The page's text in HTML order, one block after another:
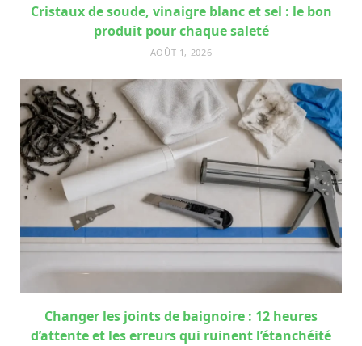
Cristaux de soude, vinaigre blanc et sel : le bon
produit pour chaque saleté
AOÛT 1, 2026
Changer les joints de baignoire : 12 heures
d’attente et les erreurs qui ruinent l’étanchéité